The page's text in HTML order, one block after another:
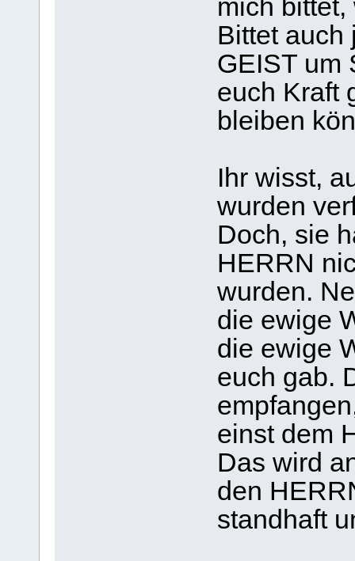
mich
Bittet auch
GEIST um
euch Kraft
bleiben
Ihr wisst,
wurden
Doch, sie
HERRN
wurden.
die ewige
die ewige
euch gab.
einst dem
Das wird
den
standhaft